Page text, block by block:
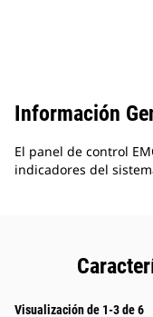
Información
El panel de control
indicadores del
Visualización de 1-3 de 6